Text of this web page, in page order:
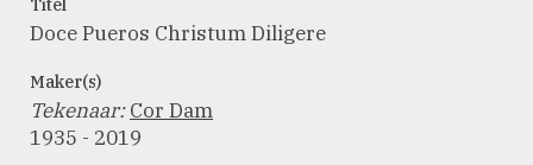
Titel
Doce Pueros Christum Diligere
Maker(s)
Tekenaar:Cor Dam
1935 - 2019